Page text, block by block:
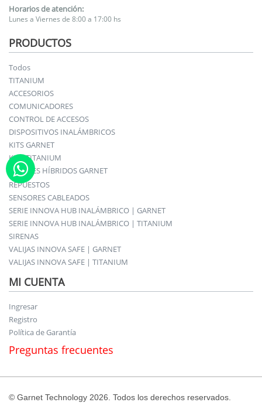
Horarios de atención:
Lunes a Viernes de 8:00 a 17:00 hs
PRODUCTOS
Todos
TITANIUM
ACCESORIOS
COMUNICADORES
CONTROL DE ACCESOS
DISPOSITIVOS INALÁMBRICOS
KITS GARNET
KITS TITANIUM
PANELES HÍBRIDOS GARNET
REPUESTOS
SENSORES CABLEADOS
SERIE INNOVA HUB INALÁMBRICO | GARNET
SERIE INNOVA HUB INALÁMBRICO | TITANIUM
SIRENAS
VALIJAS INNOVA SAFE | GARNET
VALIJAS INNOVA SAFE | TITANIUM
MI CUENTA
Ingresar
Registro
Política de Garantía
Preguntas frecuentes
© Garnet Technology 2026. Todos los derechos reservados.